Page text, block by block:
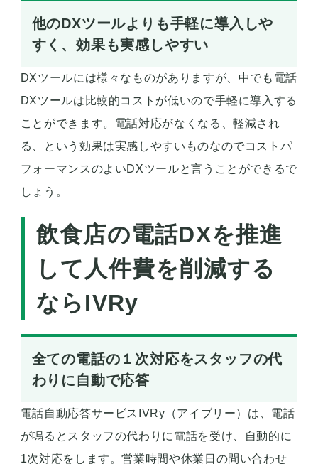
他のDXツールよりも手軽に導入しや
すく、効果も実感しやすい
DXツールには様々なものがありますが、中でも電話
DXツールは比較的コストが低いので手軽に導入する
ことができます。電話対応がなくなる、軽減され
る、という効果は実感しやすいものなのでコストパ
フォーマンスのよいDXツールと言うことができるで
しょう。
飲食店の電話DXを推進
して人件費を削減する
ならIVRy
全ての電話の１次対応をスタッフの代
わりに自動で応答
電話自動応答サービスIVRy（アイブリー）は、電話
が鳴るとスタッフの代わりに電話を受け、自動的に
1次対応をします。営業時間や休業日の問い合わせ